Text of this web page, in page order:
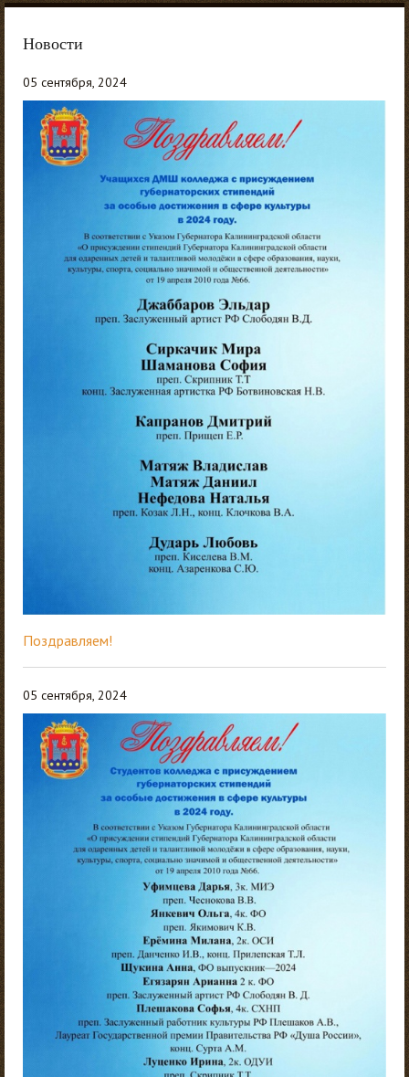
Новости
05 сентября, 2024
Поздравляем!
05 сентября, 2024